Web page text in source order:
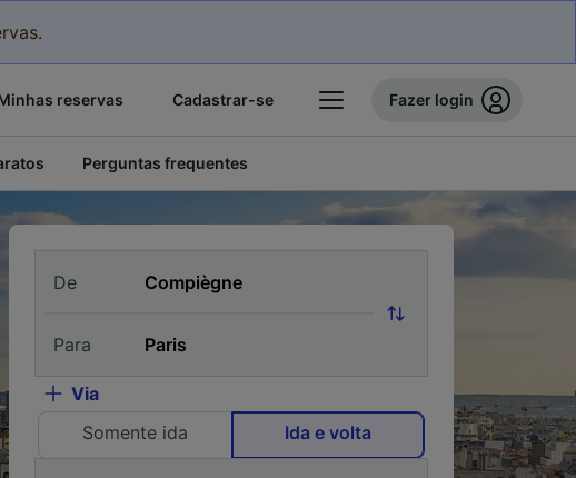
reservas Cadastrar-se Fazer login
Perguntas frequentes
De
Para
Via
Somente ida
Ida e volta